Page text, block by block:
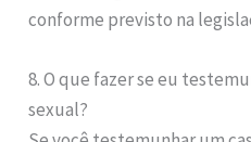
conforme previsto na
8. O que fazer se eu
sexual?